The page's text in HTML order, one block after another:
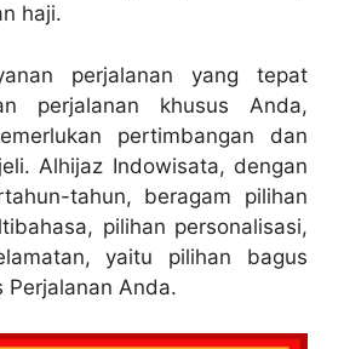
haji.
perjalanan yang tepat
perjalanan khusus Anda,
pertimbangan dan
Alhijaz Indowisata, dengan
tahun, beragam pilihan
pilihan personalisasi,
yaitu pilihan bagus
Perjalanan Anda.